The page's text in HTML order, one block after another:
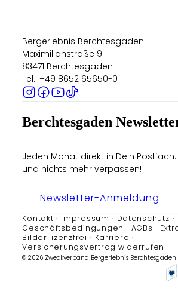
Bergerlebnis Berchtesgaden
Maximilianstraße 9
83471 Berchtesgaden
Tel.: +49 8652 65650-0
Berchtesgaden
Jeden Monat direkt in Dein
und nichts mehr verpassen!
Newsletter-Anmeldung
Kontakt Impressum
Datenschutz
Geschäftsbedingungen
AGBs
Bilder lizenzfrei
Karriere
Versicherungsvertrag widerrufen
© 2026 Zweckverband Bergerlebnis Berchtesgaden